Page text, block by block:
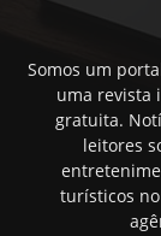
Somos um
uma revista
gratuita.
leitores
turísticos